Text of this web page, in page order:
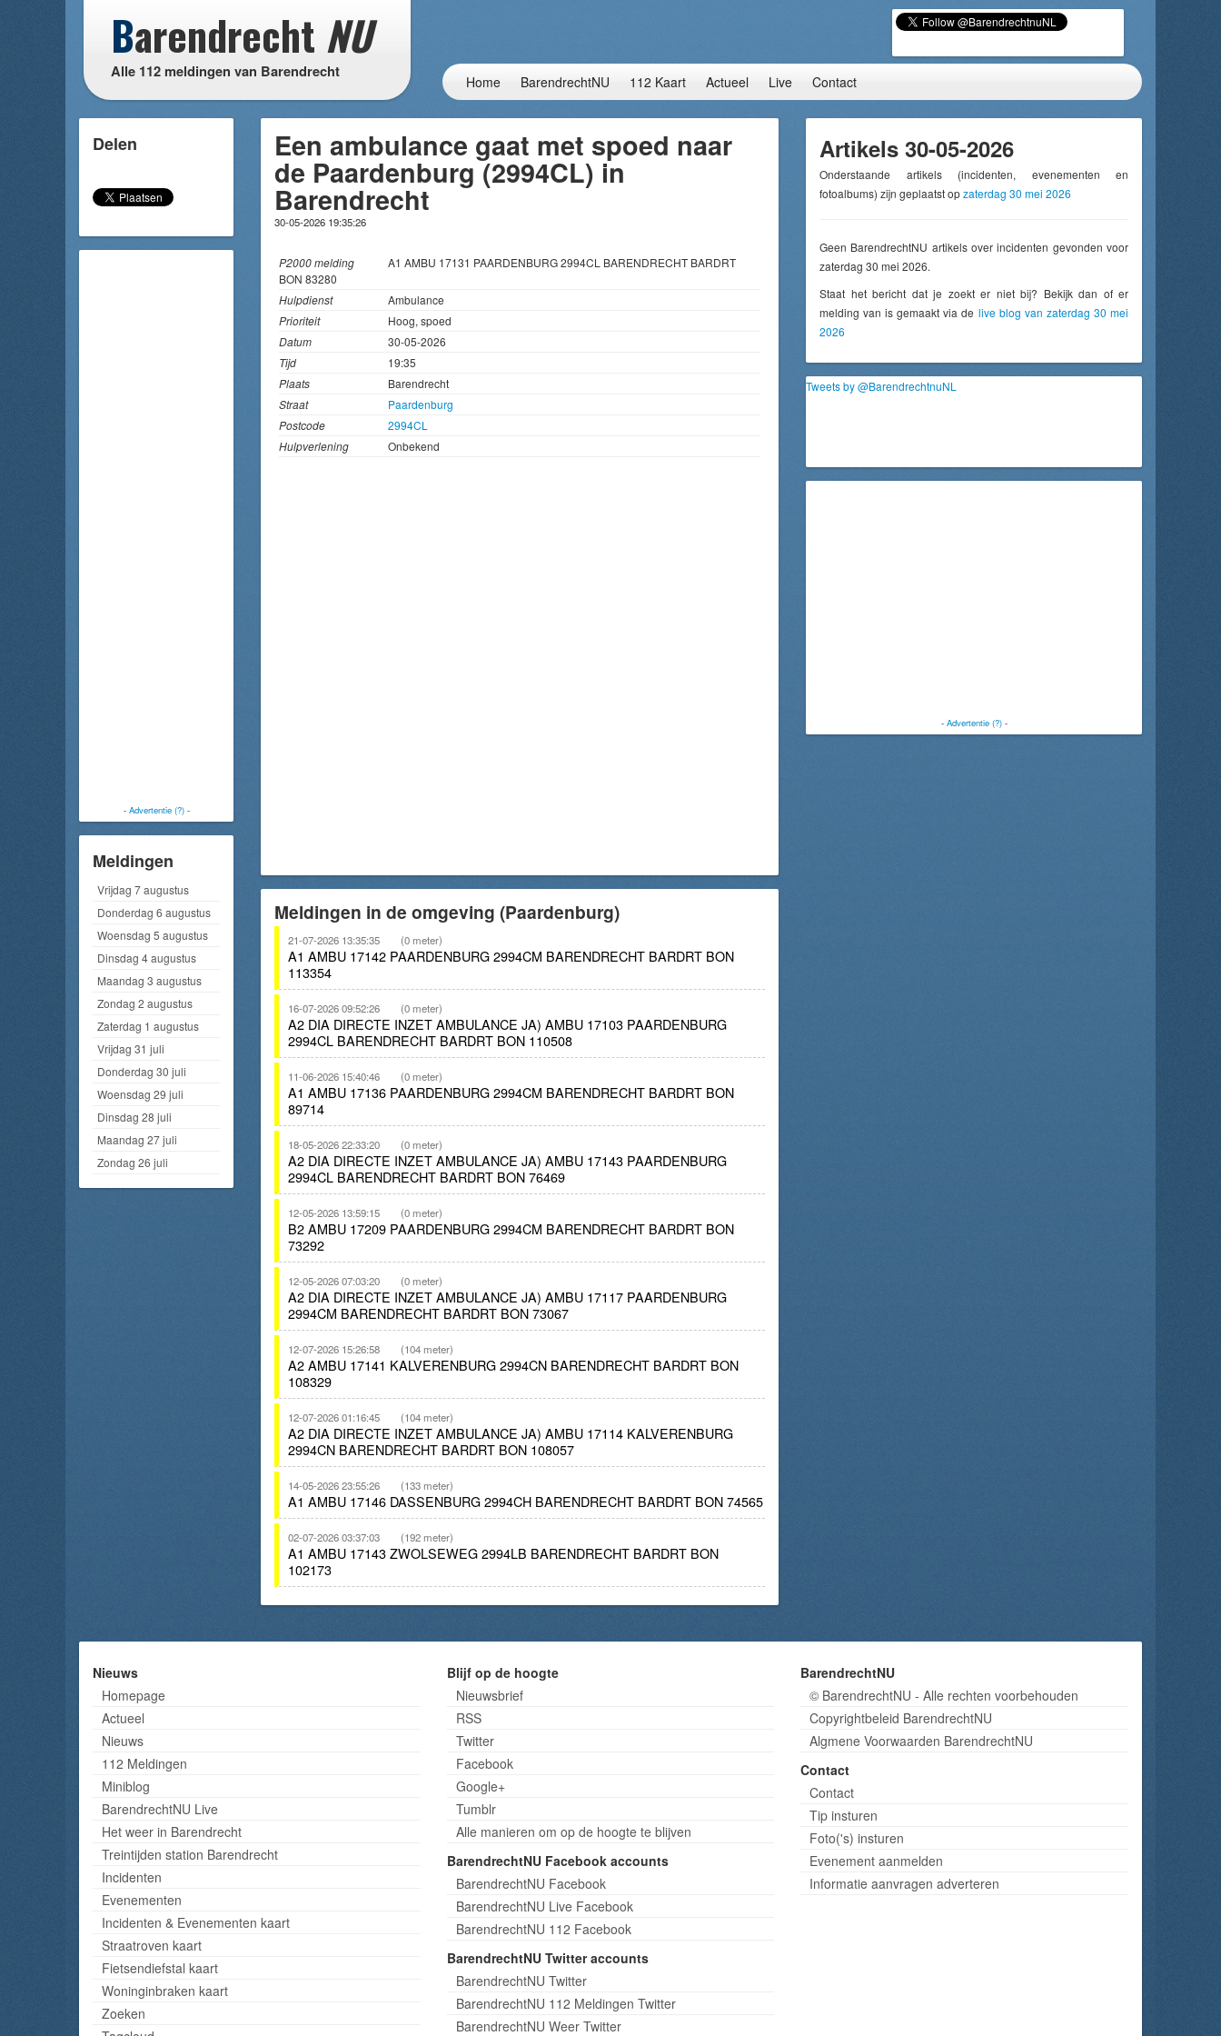
Barendrecht NU
Alle 112 meldingen van Barendrecht
Home BarendrechtNU 112 Kaart Actueel Live Contact
Delen
- Advertentie (?)-
Meldingen
Vrijdag 7 augustus
Donderdag 6 augustus
Woensdag 5 augustus
Dinsdag 4 augustus
Maandag 3 augustus
Zondag 2 augustus
Zaterdag 1 augustus
Vrijdag 31 juli
Donderdag 30 juli
Woensdag 29 juli
Dinsdag 28 juli
Maandag 27 juli
Zondag 26 juli
Een ambulance gaat met spoed naar
de Paardenburg (2994CL) in
Barendrecht
30-05-2026 19:35:26
P2000 melding
A1 AMBU 17131 PAARDENBURG 2994CL BARENDRECHT BARDRT
BON 83280
Hulpdienst
Ambulance
Prioriteit
Hoog, spoed
Datum
30-05-2026
Tijd
19:35
Plaats
Barendrecht
Straat
Paardenburg
Postcode
2994CL
Hulpverlening
Onbekend
Meldingen in de omgeving (Paardenburg)
21-07-2026 13:35:35 (0 meter)
A1 AMBU 17142 PAARDENBURG 2994CM BARENDRECHT BARDRT BON
113354
16-07-2026 09:52:26 (0 meter)
A2 DIA DIRECTE INZET AMBULANCE JA) AMBU 17103 PAARDENBURG
2994CL BARENDRECHT BARDRT BON 110508
11-06-2026 15:40:46 (0 meter)
A1 AMBU 17136 PAARDENBURG 2994CM BARENDRECHT BARDRT BON
89714
18-05-2026 22:33:20 (0 meter)
A2 DIA DIRECTE INZET AMBULANCE JA) AMBU 17143 PAARDENBURG
2994CL BARENDRECHT BARDRT BON 76469
12-05-2026 13:59:15 (0 meter)
B2 AMBU 17209 PAARDENBURG 2994CM BARENDRECHT BARDRT BON
73292
12-05-2026 07:03:20 (0 meter)
A2 DIA DIRECTE INZET AMBULANCE JA) AMBU 17117 PAARDENBURG
2994CM BARENDRECHT BARDRT BON 73067
12-07-2026 15:26:58 (104 meter)
A2 AMBU 17141 KALVERENBURG 2994CN BARENDRECHT BARDRT BON
108329
12-07-2026 01:16:45 (104 meter)
A2 DIA DIRECTE INZET AMBULANCE JA) AMBU 17114 KALVERENBURG
2994CN BARENDRECHT BARDRT BON 108057
14-05-2026 23:55:26 (133 meter)
A1 AMBU 17146 DASSENBURG 2994CH BARENDRECHT BARDRT BON 74565
02-07-2026 03:37:03 (192 meter)
A1 AMBU 17143 ZWOLSEWEG 2994LB BARENDRECHT BARDRT BON
102173
Artikels 30-05-2026
Onderstaande artikels (incidenten, evenementen en
fotoalbums) zijn geplaatst opzaterdag 30 mei 2026
Geen BarendrechtNU artikels over incidenten gevonden voor
zaterdag 30 mei 2026.
Staat het bericht dat je zoekt er niet bij? Bekijk dan of er
melding van is gemaakt via de live blog van zaterdag 30 mei
2026
Tweets by @BarendrechtnuNL
- Advertentie (?)-
Nieuws
Homepage
Actueel
Nieuws
112 Meldingen
Miniblog
BarendrechtNU Live
Het weer in Barendrecht
Treintijden station Barendrecht
Incidenten
Evenementen
Incidenten & Evenementen kaart
Straatroven kaart
Fietsendiefstal kaart
Woninginbraken kaart
Zoeken
Blijf op de hoogte
Nieuwsbrief
RSS
Twitter
Facebook
Google+
Tumblr
Alle manieren om op de hoogte te blijven
BarendrechtNU Facebook accounts
BarendrechtNU Facebook
BarendrechtNU Live Facebook
BarendrechtNU 112 Facebook
BarendrechtNU Twitter accounts
BarendrechtNU Twitter
BarendrechtNU 112 Meldingen Twitter
BarendrechtNU Weer Twitter
BarendrechtNU
© BarendrechtNU - Alle rechten voorbehouden
Copyrightbeleid BarendrechtNU
Algmene Voorwaarden BarendrechtNU
Contact
Contact
Tip insturen
Foto('s) insturen
Evenement aanmelden
Informatie aanvragen adverteren